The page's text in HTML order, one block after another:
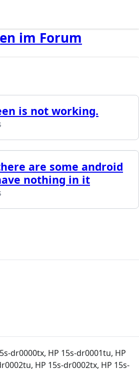
im Forum
is not working.
are some android
nothing in it
dr0000tx, HP 15s-dr0001tu, HP
HP 15s-dr0002tx, HP 15s-